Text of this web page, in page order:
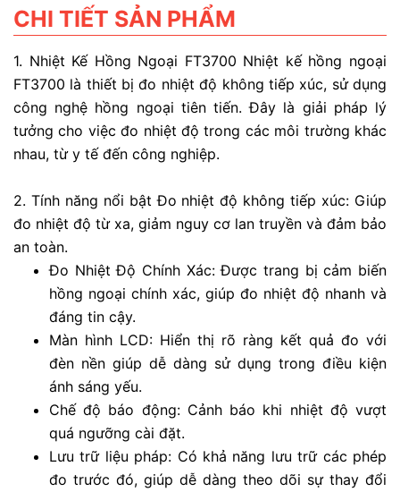
CHI TIẾT SẢN PHẨM
1. Nhiệt Kế Hồng Ngoại FT3700 Nhiệt kế hồng ngoại
FT3700 là thiết bị đo nhiệt độ không tiếp xúc, sử dụng
công nghệ hồng ngoại tiên tiến. Đây là giải pháp lý
tưởng cho việc đo nhiệt độ trong các môi trường khác
nhau, từ y tế đến công nghiệp.
2. Tính năng nổi bật Đo nhiệt độ không tiếp xúc: Giúp
đo nhiệt độ từ xa, giảm nguy cơ lan truyền và đảm bảo
an toàn.
Đo Nhiệt Độ Chính Xác: Được trang bị cảm biến
hồng ngoại chính xác, giúp đo nhiệt độ nhanh và
đáng tin cậy.
Màn hình LCD: Hiển thị rõ ràng kết quả đo với
đèn nền giúp dễ dàng sử dụng trong điều kiện
ánh sáng yếu.
Chế độ báo động: Cảnh báo khi nhiệt độ vượt
quá ngưỡng cài đặt.
Lưu trữ liệu pháp: Có khả năng lưu trữ các phép
đo trước đó, giúp dễ dàng theo dõi sự thay đổi